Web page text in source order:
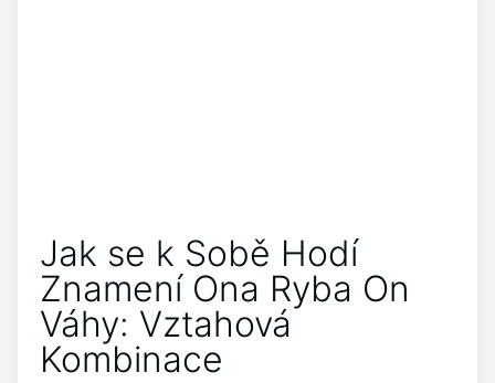
Jak se k Sobě Hodí
Znamení Ona Ryba On
Váhy: Vztahová
Kombinace